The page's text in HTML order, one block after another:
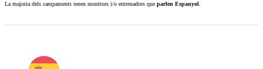
La majoria dels campaments tenen monitors i/o entrenadors que parlen Espanyol.